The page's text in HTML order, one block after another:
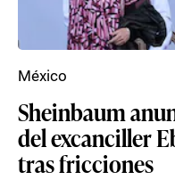
Sheinbaum
del excanciller
tras fricciones
México